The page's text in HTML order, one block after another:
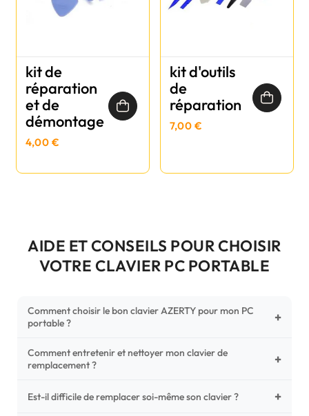
kit de
réparation
et de
démontage
4,00 €
kit d'outils
de
réparation
7,00 €
AIDE ET CONSEILS POUR CHOISIR
VOTRE CLAVIER PC PORTABLE
Comment choisir le bon clavier AZERTY pour mon PC
portable ?
+
Pour ne pas vous tromper, vérifiez trois points critiques sur
votre clavier d'origine : la disposition (AZERTY Français), la
photos HD) et l'emplacement des fixations (vis ou clips) au
Comment entretenir et nettoyer mon clavier de
remplacement ?
+
Un entretien régulier prolonge la vie de vos touches.
Est-il difficile de remplacer soi-même son clavier ? +